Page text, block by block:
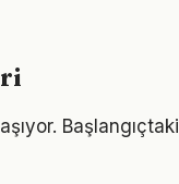
Başlangıçtaki